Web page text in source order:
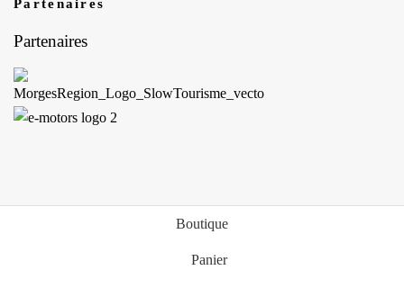
Partenaires
Partenaires
Boutique
Panier